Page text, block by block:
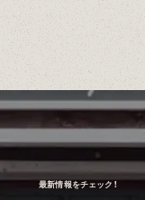
最新情報をチェック！